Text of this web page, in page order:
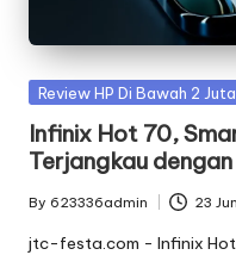
Posted
Review HP Di Bawah 2 Juta
Infinix Hot 70,
Terjangkau
Posted
by
By 623336admin 23
jtc-festa.com - Infinix Hot